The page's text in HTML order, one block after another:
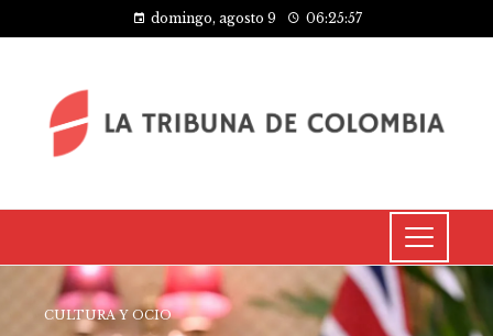
domingo, agosto 9 06:25:58
CULTURA Y OCIO